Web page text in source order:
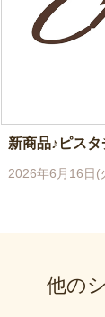
新商品♪ピス
2026年6月16日(
他の